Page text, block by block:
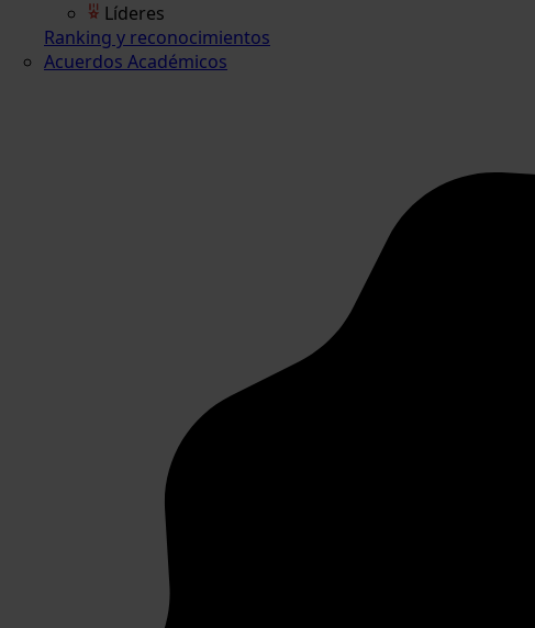
Líderes
Ranking y reconocimientos
Acuerdos Académicos